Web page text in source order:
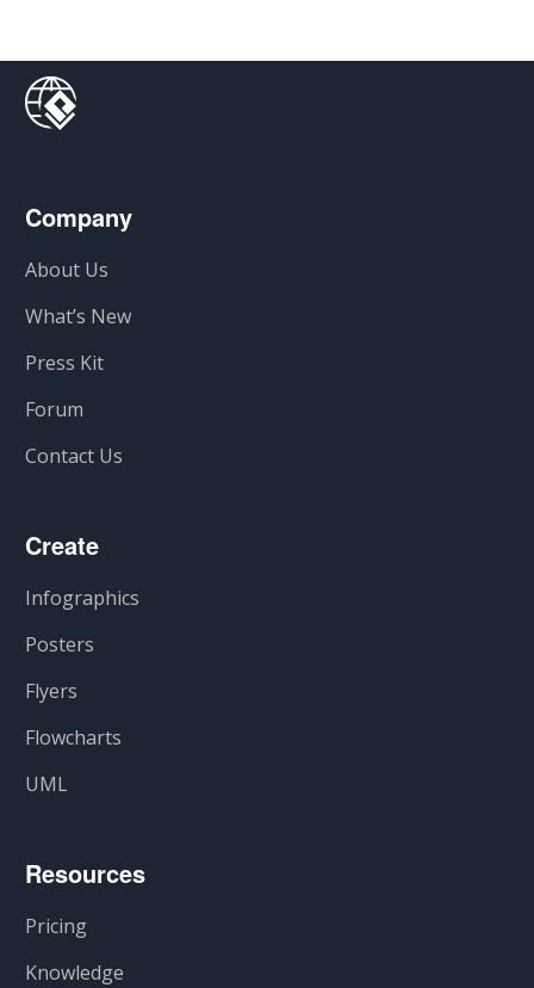
Company
About Us
What’s New
Press Kit
Forum
Contact Us
Create
Infographics
Posters
Flyers
Flowcharts
UML
Resources
Pricing
Knowledge